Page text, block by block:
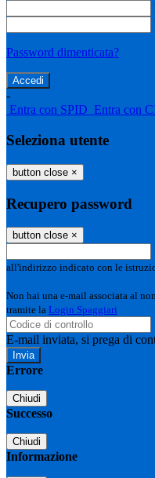
Password dimenticata?
-
Entra con SPID Entra con
Seleziona utente
button close ×
Recupero password
button close ×
all'indirizzo indicato con le
Non hai una e-mail associata al
tramite la Login Spaggiari
E-mail inviata, si prega di
Errore
Chiudi
Successo
Chiudi
Informazione